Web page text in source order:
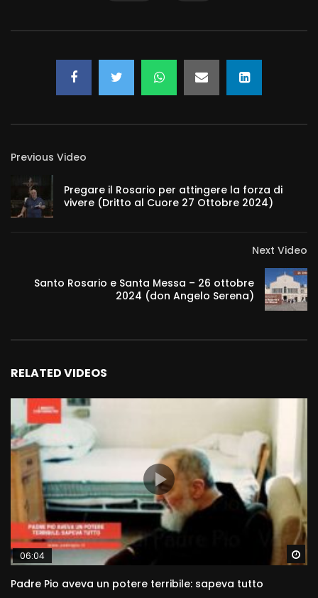
Previous Video
Pregare il Rosario per attingere la forza di
vivere (Dritto al Cuore 27 Ottobre 2024)
Next Video
Santo Rosario e Santa Messa – 26 ottobre
2024 (don Angelo Serena)
RELATED VIDEOS
06:04
Padre Pio aveva un potere terribile: sapeva tutto